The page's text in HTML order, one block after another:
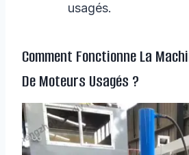
usagés.
Comment Fonctionne La
De Moteurs Usagés ?